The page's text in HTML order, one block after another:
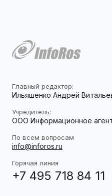
Главный редактор:
Ильяшенко Андрей
Учредитель:
ООО Информационное
По всем вопросам
info@inforos.ru
Горячая линия
+7 495 718 84 11